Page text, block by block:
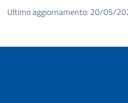
Ultimo aggiornamento: 20/05/